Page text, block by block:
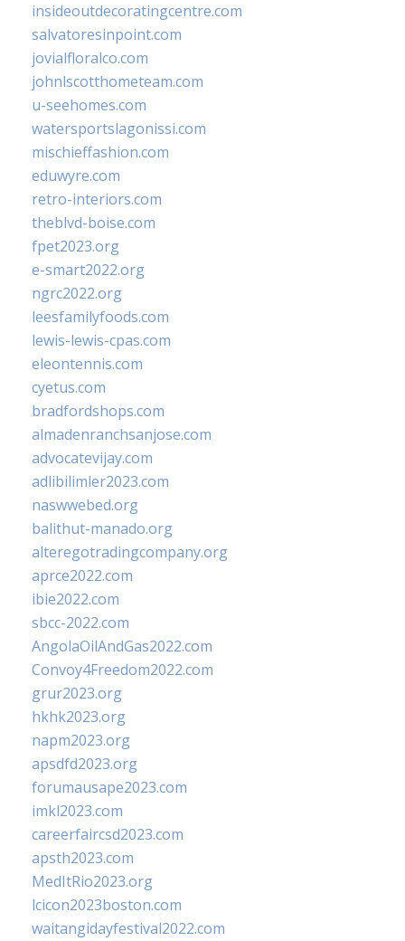
insideoutdecoratingcentre.com
salvatoresinpoint.com
jovialfloralco.com
johnlscotthometeam.com
u-seehomes.com
watersportslagonissi.com
mischieffashion.com
eduwyre.com
retro-interiors.com
theblvd-boise.com
fpet2023.org
e-smart2022.org
ngrc2022.org
leesfamilyfoods.com
lewis-lewis-cpas.com
eleontennis.com
cyetus.com
bradfordshops.com
almadenranchsanjose.com
advocatevijay.com
adlibilimler2023.com
naswwebed.org
balithut-manado.org
alteregotradingcompany.org
aprce2022.com
ibie2022.com
sbcc-2022.com
AngolaOilAndGas2022.com
Convoy4Freedom2022.com
grur2023.org
hkhk2023.org
napm2023.org
apsdfd2023.org
forumausape2023.com
imkl2023.com
careerfaircsd2023.com
apsth2023.com
MedItRio2023.org
lcicon2023boston.com
waitangidayfestival2022.com